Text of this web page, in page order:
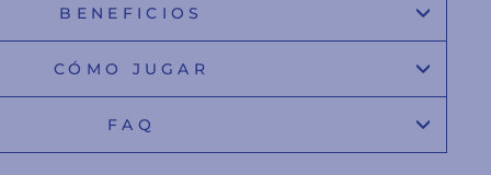
BENEFICIOS
CÓMO JUGAR
FAQ